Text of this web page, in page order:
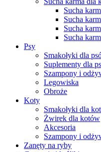
Sucha
Sucha
Sucha
Sucha
Psy
Smakołyki dla
Suplementy dla
Szampony i
Legowiska
Obroże
Koty
Smakołyki dla
Żwirek dla kotów
Akcesoria
Szampony i
Zanęty na ryby